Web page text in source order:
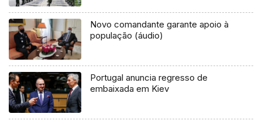
Novo comandante garante apoio à
população (áudio)
Portugal anuncia regresso de
embaixada em Kiev